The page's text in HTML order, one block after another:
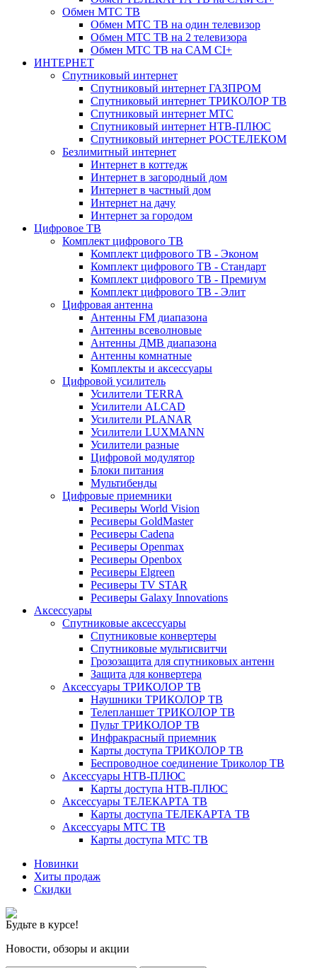
Обмен МТС ТВ
Обмен МТС ТВ на один телевизор
Обмен МТС ТВ на 2 телевизора
Обмен МТС ТВ на CAM CI+
ИНТЕРНЕТ
Спутниковый интернет
Спутниковый интернет ГАЗПРОМ
Спутниковый интернет ТРИКОЛОР ТВ
Спутниковый интернет МТС
Спутниковый интернет НТВ-ПЛЮС
Спутниковый интернет РОСТЕЛЕКОМ
Безлимитный интернет
Интернет в коттедж
Интернет в загородный дом
Интернет в частный дом
Интернет на дачу
Интернет за городом
Цифровое ТВ
Комплект цифрового ТВ
Комплект цифрового ТВ - Эконом
Комплект цифрового ТВ - Стандарт
Комплект цифрового ТВ - Премиум
Комплект цифрового ТВ - Элит
Цифровая антенна
Антенны FM диапазона
Антенны всеволновые
Антенны ДМВ диапазона
Антенны комнатные
Комплекты и аксессуары
Цифровой усилитель
Усилители TERRA
Усилители ALCAD
Усилители PLANAR
Усилители LUXMANN
Усилители разные
Цифровой модулятор
Блоки питания
Мультибенды
Цифровые приемники
Ресиверы World Vision
Ресиверы GoldMaster
Ресиверы Cadena
Ресиверы Openmax
Ресиверы Openbox
Ресиверы Elgreen
Ресиверы TV STAR
Ресиверы Galaxy Innovations
Аксессуары
Спутниковые аксессуары
Спутниковые конвертеры
Спутниковые мультисвитчи
Грозозащита для спутниковых антенн
Защита для конвертера
Аксессуары ТРИКОЛОР ТВ
Наушники ТРИКОЛОР ТВ
Телепланшет ТРИКОЛОР ТВ
Пульт ТРИКОЛОР ТВ
Инфракрасный приемник
Карты доступа ТРИКОЛОР ТВ
Беспроводное соединение Триколор ТВ
Аксессуары НТВ-ПЛЮС
Карты доступа НТВ-ПЛЮС
Аксессуары ТЕЛЕКАРТА ТВ
Карты доступа ТЕЛЕКАРТА ТВ
Аксессуары МТС ТВ
Карты доступа МТС ТВ
Новинки
Хиты продаж
Скидки
Будьте в курсе!
Новости, обзоры и акции